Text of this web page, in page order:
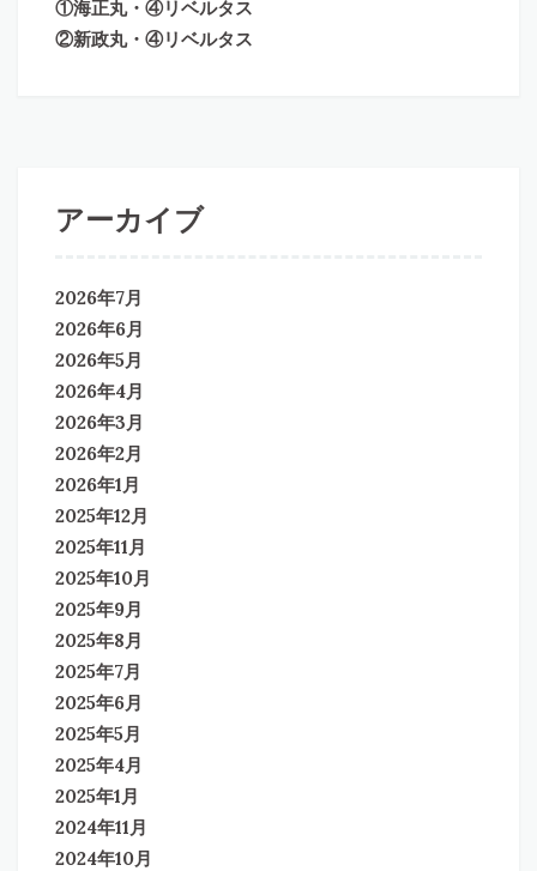
①海正丸・④リベルタス
②新政丸・④リベルタス
アーカイブ
2026年7月
2026年6月
2026年5月
2026年4月
2026年3月
2026年2月
2026年1月
2025年12月
2025年11月
2025年10月
2025年9月
2025年8月
2025年7月
2025年6月
2025年5月
2025年4月
2025年1月
2024年11月
2024年10月